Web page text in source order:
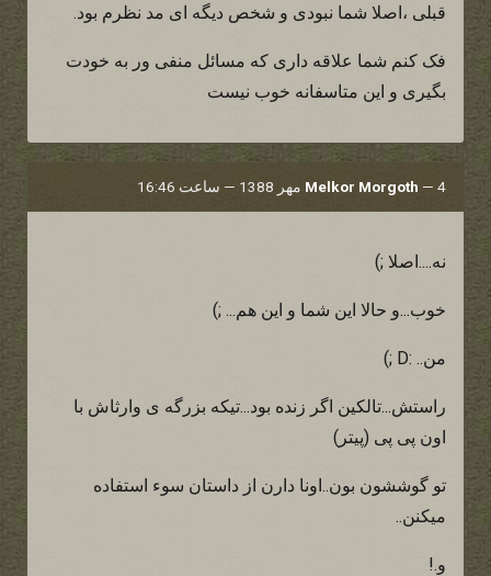
قبلی ،اصلا شما نبودی و شخص دیگه ای مد نظرم بود.
فک کنم شما علاقه داری که مسائل منفی ور به خودت
بگیری و این متاسفانه خوب نیست
Melkor Morgoth — 4 مهر 1388 — ساعت 16:46
نه....اصلا ;)
خوب...و حالا این شما و این هم... ;)
من.. :D ;)
راستش...تالکین اگر زنده بود...تیکه بزرگه ی وارثاش با
اون پی پی (پیتر)
تو گوششون بون..اونا دارن از داستان سوء استفاده
میکنن..
و.!